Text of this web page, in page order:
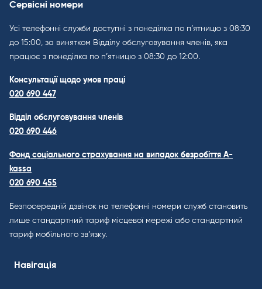
Сервісні номери
Усі телефонні служби доступні з понеділка по п’ятницю з 08:30
до 15:00, за винятком Відділу обслуговування членів, яка
працює з понеділка по п’ятницю з 08:30 до 12:00.
Консультації щодо умов праці
020 690 447
Відділ обслуговування членів
020 690 446
Фонд соціального страхування на випадок безробіття A-
kassa
020 690 455
Безпосередній дзвінок на телефонні номери служб становить
лише стандартний тариф місцевої мережі або стандартний
тариф мобільного зв’язку.
Навігація